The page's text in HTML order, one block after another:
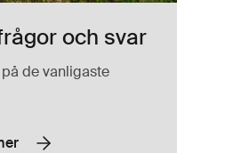
och svar
de vanligaste